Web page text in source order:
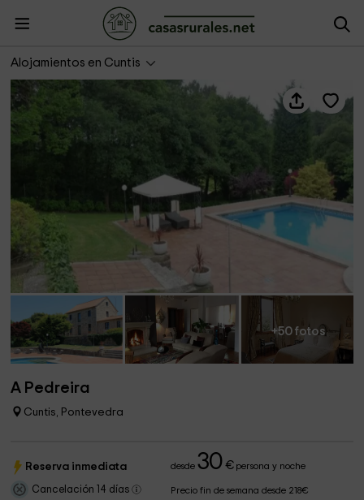
Alojamientos en Cuntis
+50 fotos
A Pedreira
Cuntis, Pontevedra
Reserva inmediata desde30 €persona y noche
Cancelación 14 días Precio fin de semana desde 218€